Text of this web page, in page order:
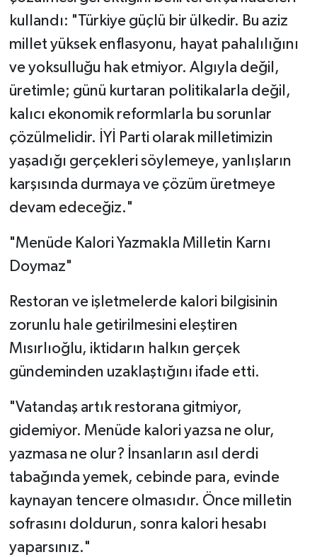
kullandı: "Türkiye güçlü bir ülkedir. Bu aziz
millet yüksek enflasyonu, hayat pahalılığını
ve yoksulluğu hak etmiyor. Algıyla değil,
üretimle; günü kurtaran politikalarla değil,
kalıcı ekonomik reformlarla bu sorunlar
çözülmelidir. İYİ Parti olarak milletimizin
yaşadığı gerçekleri söylemeye, yanlışların
karşısında durmaya ve çözüm üretmeye
devam edeceğiz."
"Menüde Kalori Yazmakla Milletin Karnı
Doymaz"
Restoran ve işletmelerde kalori bilgisinin
zorunlu hale getirilmesini eleştiren
Mısırlıoğlu, iktidarın halkın gerçek
gündeminden uzaklaştığını ifade etti.
"Vatandaş artık restorana gitmiyor,
gidemiyor. Menüde kalori yazsa ne olur,
yazmasa ne olur? İnsanların asıl derdi
tabağında yemek, cebinde para, evinde
kaynayan tencere olmasıdır. Önce milletin
sofrasını doldurun, sonra kalori hesabı
yaparsınız."